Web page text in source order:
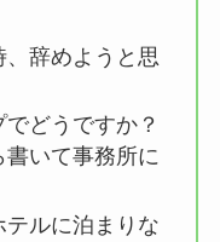
、辞めようと思
どうですか？
書いて事務所に
ルに泊まりな